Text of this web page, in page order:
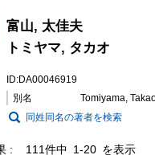
富山, 太佳夫
トミヤマ, タカオ
ID:DA00046919
別名
Tomiyama,
同姓同名の著者を検索
111件中 1-20 を表示